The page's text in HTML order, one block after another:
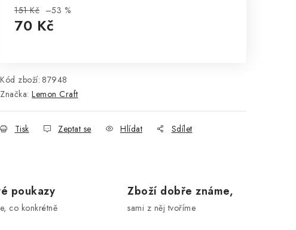
151 Kč –53 %
70 Kč
Kód zboží: 87948
Značka: Lemon Craft
Tisk Zeptat se Hlídat Sdílet
poukazy
co konkrétně
Zboží dobře známe,
sami z něj tvoříme